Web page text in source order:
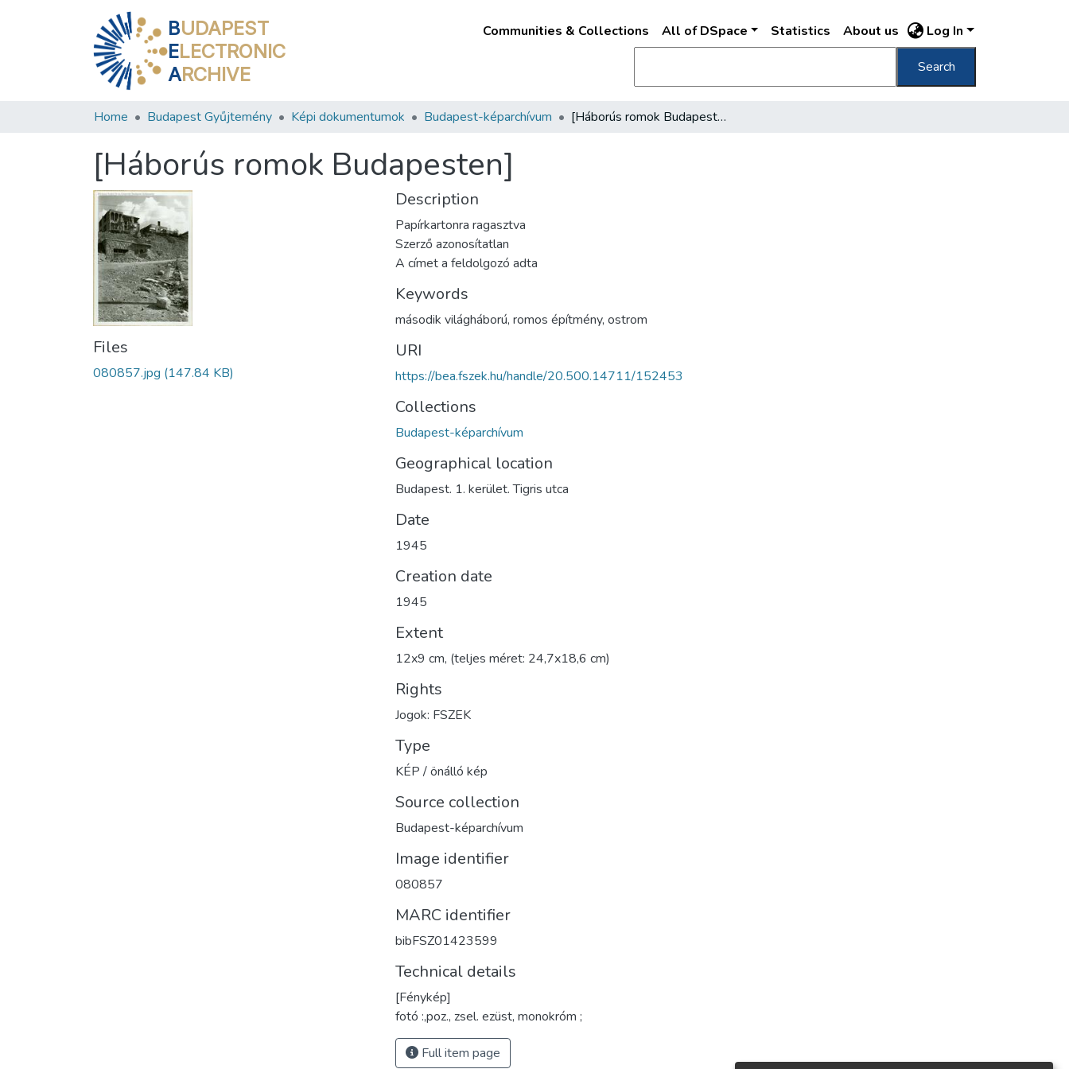
BUDAPEST
ELECTRONIC
ARCHIVE
Communities & Collections All of DSpace Statistics About us Log In
Search
Home Budapest Gyűjtemény Képi dokumentumok Budapest-képarchívum [Háborús romok Budapesten]
[Háborús romok Budapesten]
Files
080857.jpg (147.84 KB)
Description
Papírkartonra ragasztva
Szerző azonosítatlan
A címet a feldolgozó adta
Keywords
második világháború, romos építmény, ostrom
URI
https://bea.fszek.hu/handle/20.500.14711/152453
Collections
Budapest-képarchívum
Geographical location
Budapest. 1. kerület. Tigris utca
Date
1945
Creation date
1945
Extent
12x9 cm, (teljes méret: 24,7x18,6 cm)
Rights
Jogok: FSZEK
Type
KÉP / önálló kép
Source collection
Budapest-képarchívum
Image identifier
080857
MARC identifier
bibFSZ01423599
Technical details
[Fénykép]
fotó :,poz., zsel. ezüst, monokróm ;
Full item page